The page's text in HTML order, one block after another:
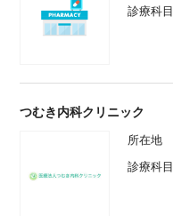
診療科目
つむき内科クリニック
所在地
診療科目